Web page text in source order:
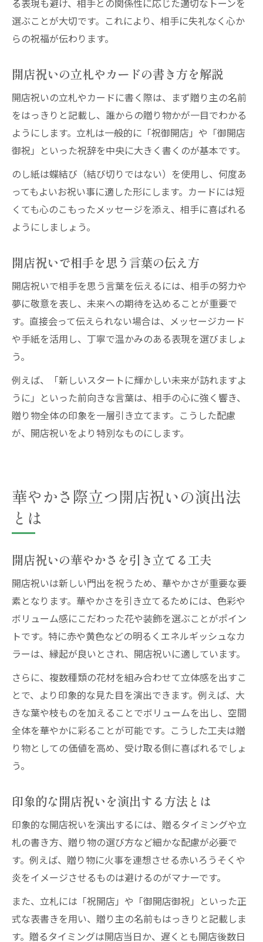
る表現も避け、相手との関係性に応じた適切なトーンを
選ぶことが大切です。これにより、相手に失礼なく心か
らの祝福が伝わります。
開店祝いの立札やカードの書き方を解説
開店祝いの立札やカードに書く際は、まず贈り主の名前
をはっきりと記載し、誰からの贈り物かが一目でわかる
ようにします。立札は一般的に「祝御開店」や「御開店
御祝」といった祝辞を中央に大きく書くのが基本です。
のし紙は蝶結び（結び切りではない）を使用し、何度あ
ってもよいお祝い事に適した形にします。カードには短
くても心のこもったメッセージを添え、相手に喜ばれる
ようにしましょう。
開店祝いで相手を思う言葉の伝え方
開店祝いで相手を思う言葉を伝えるには、相手の努力や
夢に敬意を表し、未来への期待を込めることが重要で
す。直接会って伝えられない場合は、メッセージカード
や手紙を活用し、丁寧で温かみのある表現を選びましょ
う。
例えば、「新しいスタートに輝かしい未来が訪れますよ
うに」といった前向きな言葉は、相手の心に強く響き、
贈り物全体の印象を一層引き立てます。こうした配慮
が、開店祝いをより特別なものにします。
華やかさ際立つ開店祝いの演出法
とは
開店祝いの華やかさを引き立てる工夫
開店祝いは新しい門出を祝うため、華やかさが重要な要
素となります。華やかさを引き立てるためには、色彩や
ボリューム感にこだわった花や装飾を選ぶことがポイン
トです。特に赤や黄色などの明るくエネルギッシュなカ
ラーは、縁起が良いとされ、開店祝いに適しています。
さらに、複数種類の花材を組み合わせて立体感を出すこ
とで、より印象的な見た目を演出できます。例えば、大
きな葉や枝ものを加えることでボリュームを出し、空間
全体を華やかに彩ることが可能です。こうした工夫は贈
り物としての価値を高め、受け取る側に喜ばれるでしょ
う。
印象的な開店祝いを演出する方法とは
印象的な開店祝いを演出するには、贈るタイミングや立
札の書き方、贈り物の選び方など細かな配慮が必要で
す。例えば、贈り物に火事を連想させる赤いろうそくや
炎をイメージさせるものは避けるのがマナーです。
また、立札には「祝開店」や「御開店御祝」といった正
式な表書きを用い、贈り主の名前もはっきりと記載しま
す。贈るタイミングは開店当日か、遅くとも開店後数日